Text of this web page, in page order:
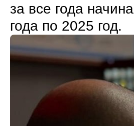
за все года
года по 2025 год.